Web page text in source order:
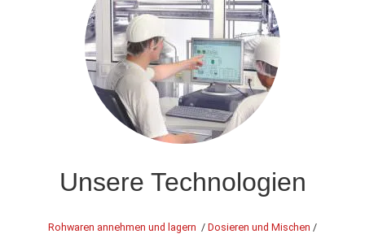
Unsere Technologien
Rohwaren annehmen und lagern / Dosieren und Mischen /